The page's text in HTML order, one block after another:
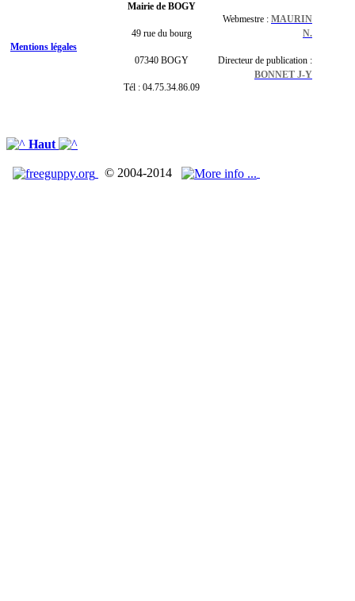
Mentions légales
Mairie de BOGY
49 rue du bourg
07340 BOGY
Tél : 04.75.34.86.09
Webmestre : MAURIN
N.
Directeur de publication :
BONNET J-Y
Haut
© 2004-2014